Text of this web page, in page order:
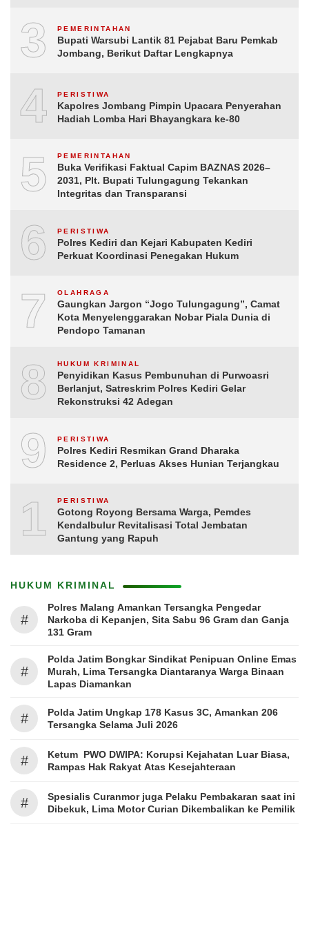
3 PEMERINTAHAN
Bupati Warsubi Lantik 81 Pejabat Baru Pemkab
Jombang, Berikut Daftar Lengkapnya
4 PERISTIWA
Kapolres Jombang Pimpin Upacara Penyerahan
Hadiah Lomba Hari Bhayangkara ke-80
5 PEMERINTAHAN
Buka Verifikasi Faktual Capim BAZNAS 2026–
2031, Plt. Bupati Tulungagung Tekankan
Integritas dan Transparansi
6 PERISTIWA
Polres Kediri dan Kejari Kabupaten Kediri
Perkuat Koordinasi Penegakan Hukum
7 OLAHRAGA
Gaungkan Jargon “Jogo Tulungagung”, Camat
Kota Menyelenggarakan Nobar Piala Dunia di
Pendopo Tamanan
8 HUKUM KRIMINAL
Penyidikan Kasus Pembunuhan di Purwoasri
Berlanjut, Satreskrim Polres Kediri Gelar
Rekonstruksi 42 Adegan
9 PERISTIWA
Polres Kediri Resmikan Grand Dharaka
Residence 2, Perluas Akses Hunian Terjangkau
10PERISTIWA
Gotong Royong Bersama Warga, Pemdes
Kendalbulur Revitalisasi Total Jembatan
Gantung yang Rapuh
HUKUM KRIMINAL
#
Polres Malang Amankan Tersangka Pengedar
Narkoba di Kepanjen, Sita Sabu 96 Gram dan Ganja
131 Gram
#
Polda Jatim Bongkar Sindikat Penipuan Online Emas
Murah, Lima Tersangka Diantaranya Warga Binaan
Lapas Diamankan
#
Polda Jatim Ungkap 178 Kasus 3C, Amankan 206
Tersangka Selama Juli 2026
#
Ketum PWO DWIPA: Korupsi Kejahatan Luar Biasa,
Rampas Hak Rakyat Atas Kesejahteraan
#
Spesialis Curanmor juga Pelaku Pembakaran saat ini
Dibekuk, Lima Motor Curian Dikembalikan ke Pemilik